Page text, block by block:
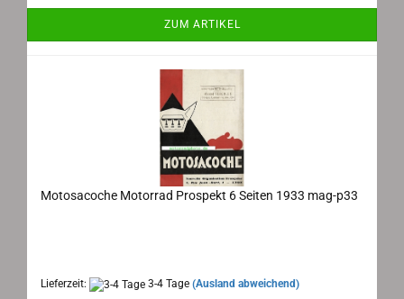
ZUM ARTIKEL
Motosacoche Motorrad Prospekt 6 Seiten 1933 mag-p33
Lieferzeit: 3-4 Tage (Ausland abweichend)